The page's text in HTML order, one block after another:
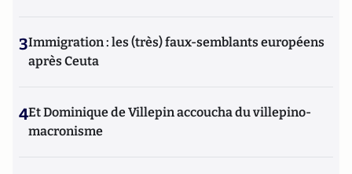
3Immigration : les (très) faux-semblants européens
après Ceuta
4Et Dominique de Villepin accoucha du villepino-
macronisme